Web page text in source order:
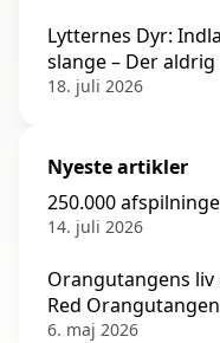
Lytternes Dyr:
slange – Der
18. juli 2026
Nyeste artikler
250.000
14. juli 2026
Orangutangens
Red Orangutangen
6. maj 2026